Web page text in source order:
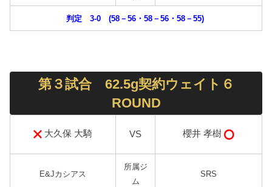
判定 3-0 (58－56・58－56・58－55)
第３試合 62.5g契約ウェイト６
ROUND
大久保 大騎 VS 櫻井 孝樹
E&Jカシアス
所属ジ
ム
SRS